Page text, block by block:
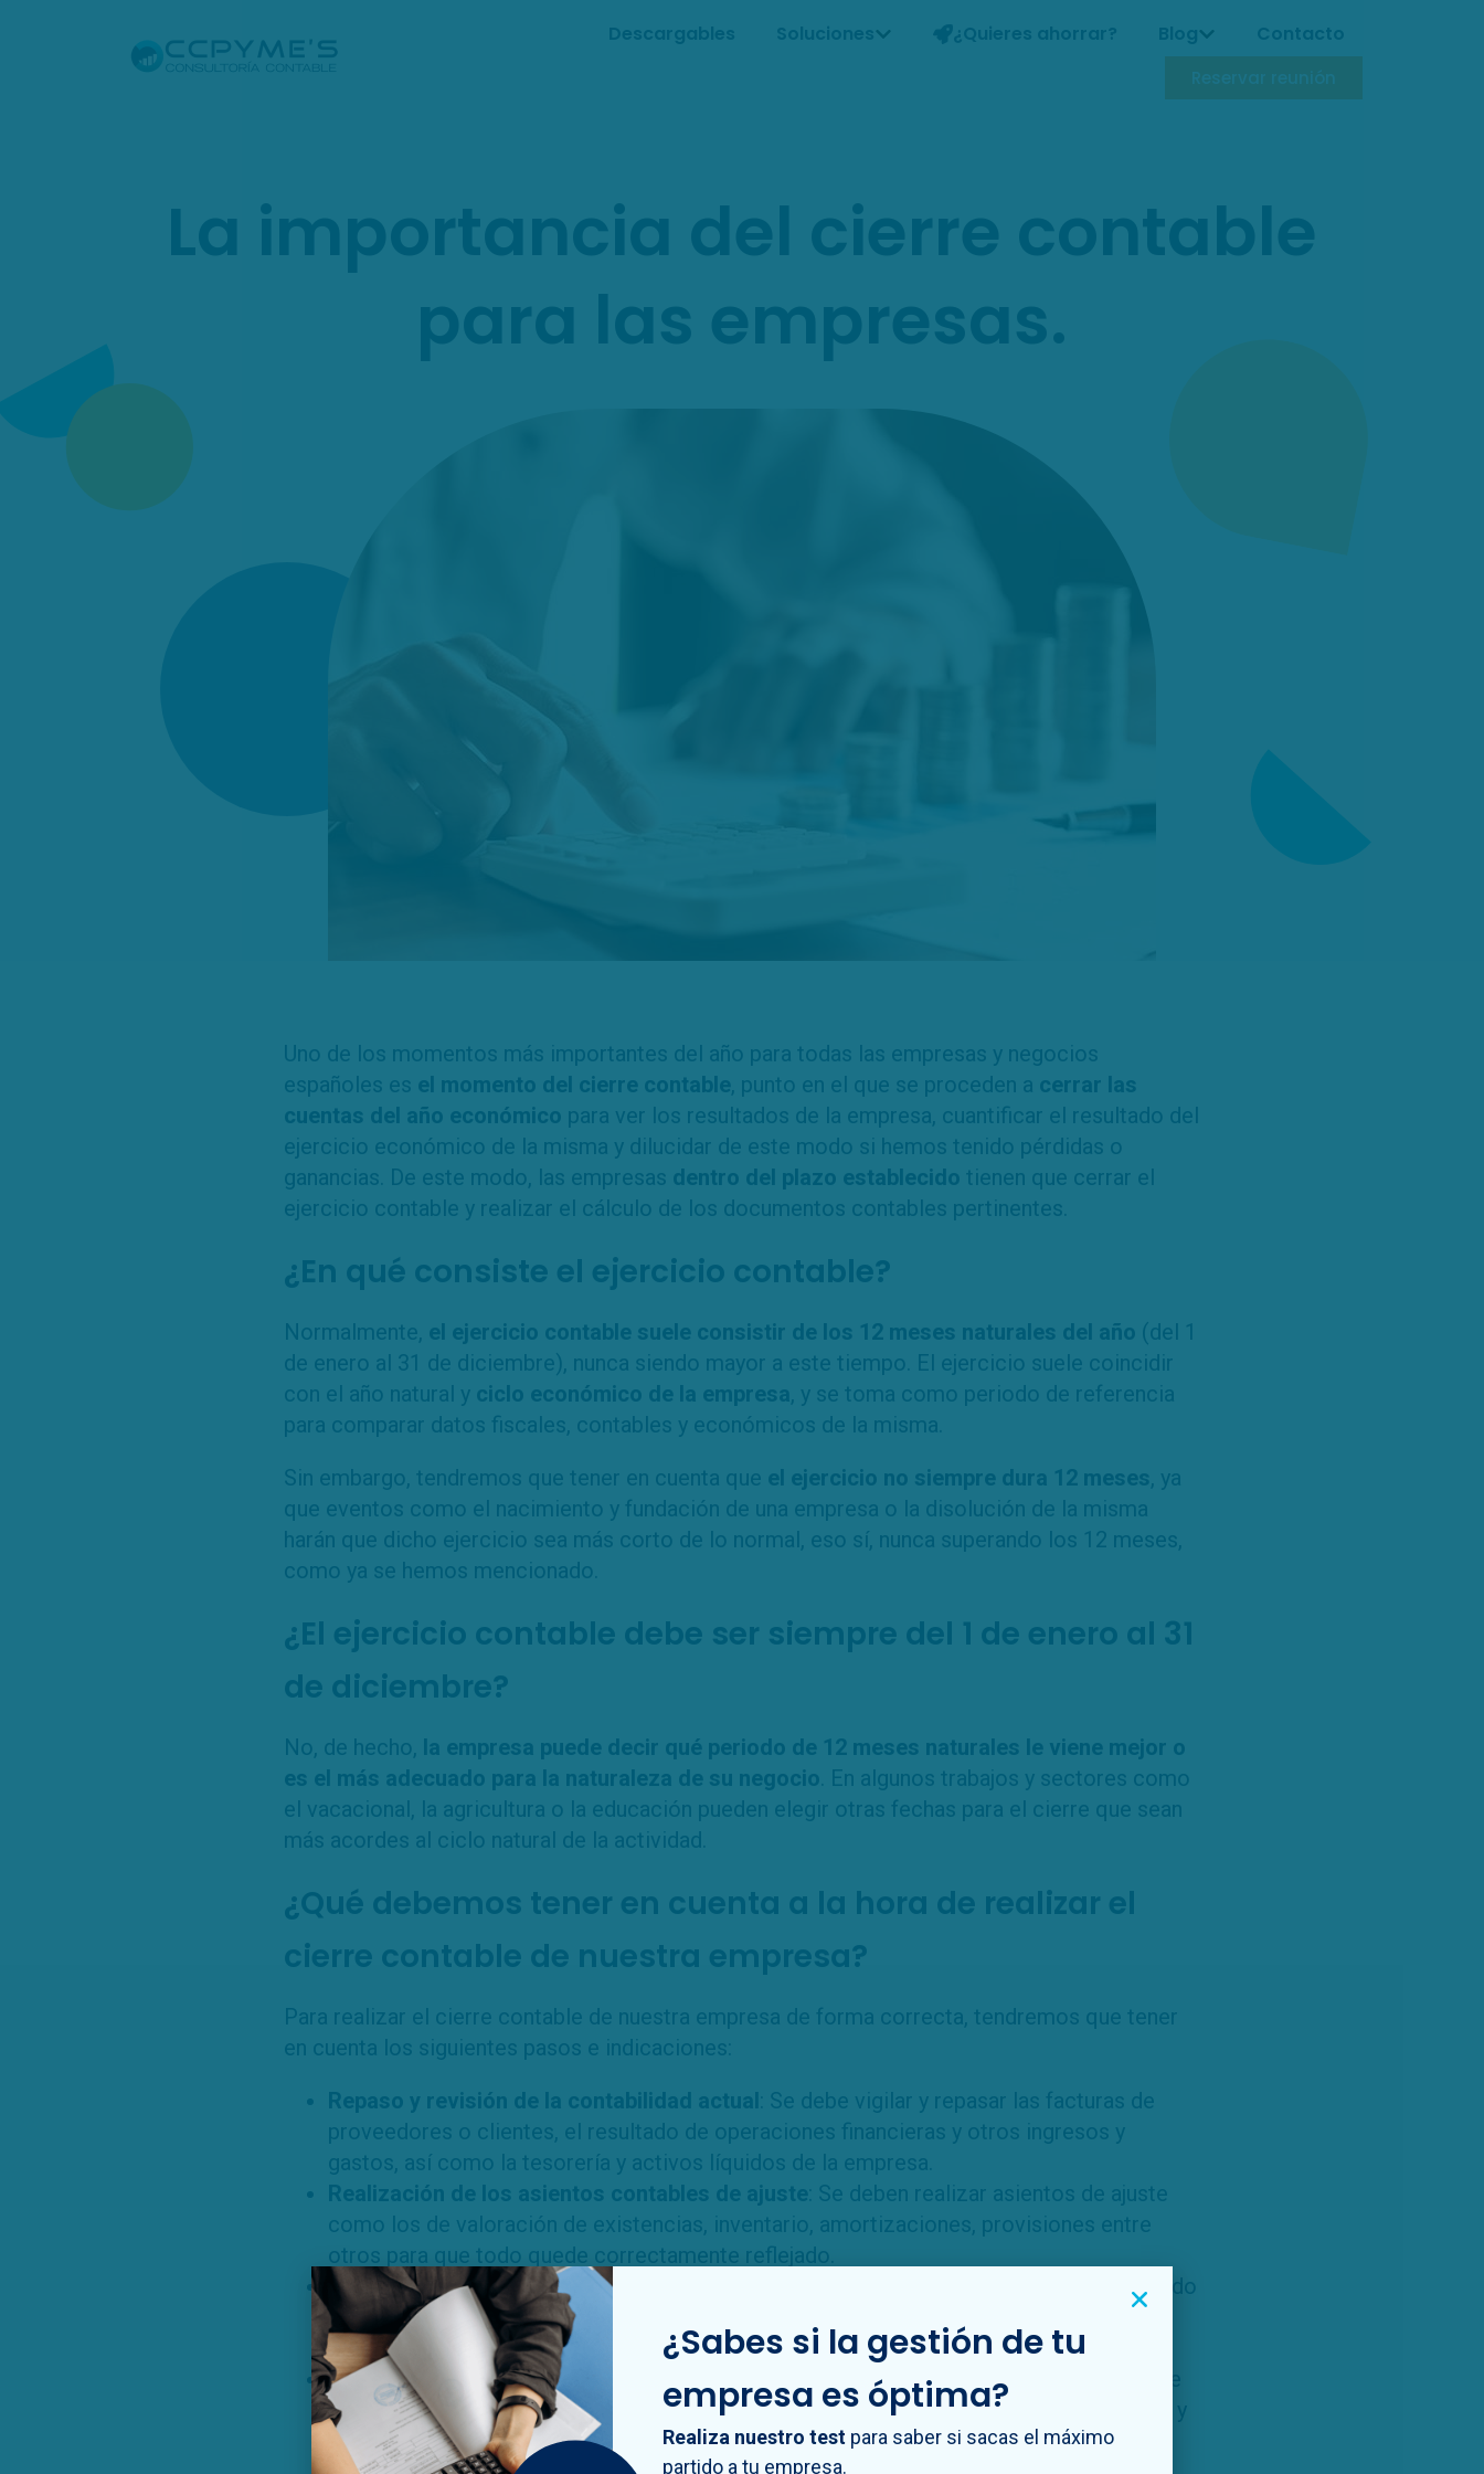
Descargables Soluciones ¿Quieres ahorrar? Blog Contacto
Reservar reunión
La importancia del cierre contable
para las empresas.
Uno de los momentos más importantes del año para todas las empresas y negocios
españoles es el momento del cierre contable, punto en el que se proceden a cerrar las
cuentas del año económico para ver los resultados de la empresa, cuantificar el resultado del
ejercicio económico de la misma y dilucidar de este modo si hemos tenido pérdidas o
ganancias. De este modo, las empresas dentro del plazo establecido tienen que cerrar el
ejercicio contable y realizar el cálculo de los documentos contables pertinentes.
¿En qué consiste el ejercicio contable?
Normalmente, el ejercicio contable suele consistir de los 12 meses naturales del año (del 1
de enero al 31 de diciembre), nunca siendo mayor a este tiempo. El ejercicio suele coincidir
con el año natural y ciclo económico de la empresa, y se toma como periodo de referencia
para comparar datos fiscales, contables y económicos de la misma.
Sin embargo, tendremos que tener en cuenta que el ejercicio no siempre dura 12 meses, ya
que eventos como el nacimiento y fundación de una empresa o la disolución de la misma
harán que dicho ejercicio sea más corto de lo normal, eso sí, nunca superando los 12 meses,
como ya se hemos mencionado.
¿El ejercicio contable debe ser siempre del 1 de enero al 31
de diciembre?
No, de hecho, la empresa puede decir qué periodo de 12 meses naturales le viene mejor o
es el más adecuado para la naturaleza de su negocio . En algunos trabajos y sectores como
el vacacional, la agricultura o la educación pueden elegir otras fechas para el cierre que sean
más acordes al ciclo natural de la actividad.
¿Qué debemos tener en cuenta a la hora de realizar el
cierre contable de nuestra empresa?
Para realizar el cierre contable de nuestra empresa de forma correcta, tendremos que tener
en cuenta los siguientes pasos e indicaciones:
Repaso y revisión de la contabilidad actual : Se debe vigilar y repasar las facturas de
proveedores o clientes, el resultado de operaciones financieras y otros ingresos y
gastos, así como la tesorería y activos líquidos de la empresa.
Realización de los asientos contables de ajuste : Se deben realizar asientos de ajuste
como los de valoración de existencias, inventario, amortizaciones, provisiones entre
otros para que todo quede correctamente reflejado.
Cálculo de la cuenta de pérdidas y ganancias y del resultado contable
: Ver el resultado
de la cuenta de pérdidas y ganancias para poder calcular y reflejar el resultado final del
ejercicio económico del periodo contable.
Redactar y realizar el asiento de cierre contable
: Se deben saldar y cuadrar el resto de
cuentas para poder realizar el asiento de cierre contable. Todas las cuentas de pasivos y
activos deben arrojar el mismo valor para comprobar que lo hemos realizado de forma
¿Sabes si la gestión de tu
empresa es óptima?
Realiza nuestro test para saber si sacas el máximo
partido a tu empresa.